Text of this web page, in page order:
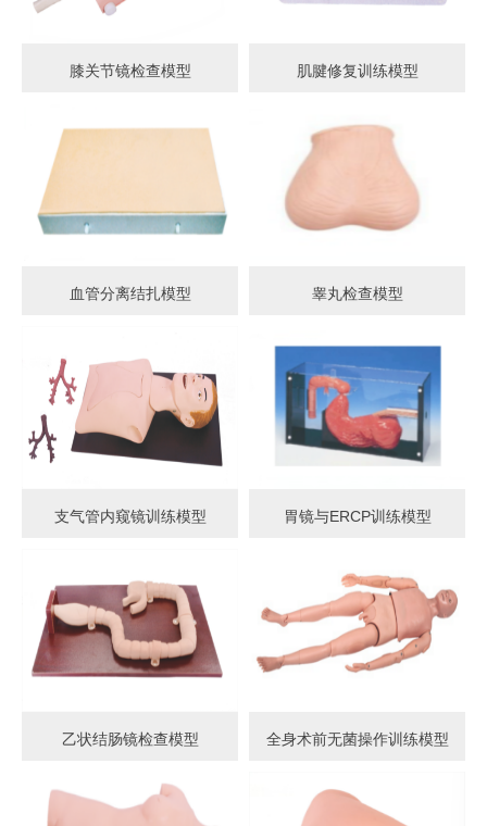
膝关节镜检查模型 肌腱修复训练模型
血管分离结扎模型 睾丸检查模型
支气管内窥镜训练模型 胃镜与ERCP训练模型
乙状结肠镜检查模型 全身术前无菌操作训练模型